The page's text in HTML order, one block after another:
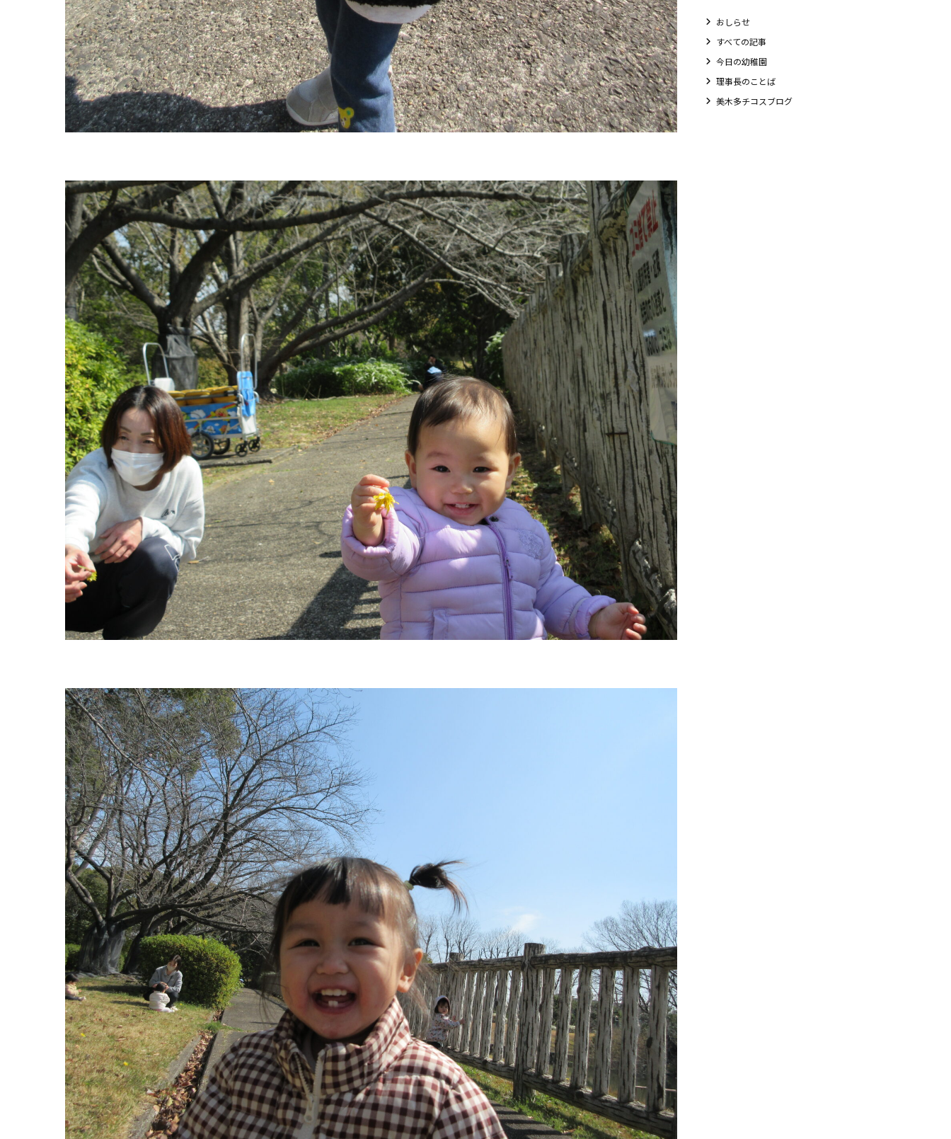
おしらせ
すべての記事
今日の幼稚園
理事長のことば
美木多チコスブログ
お知らせ 今日の幼稚園 園児募集要項
教職員募集
園のこと
園舎案内
安⼼・安全対策
理事長のことば
教育と保育
美⽊多幼稚園の理想
園の1⽇
年間⾏事
美⽊多チコス
美⽊多チコスについて
美⽊多チコスブログ
未就園児クラス
0歳親子登園［マカロンクラス ]
1歳・2歳親子登園［マリポサクラス ]
2歳児ひとり登園［ゆず組 ]
グループ施設・
関係先リンク
学校法⼈鴨⾕学園 鳳幼稚園
学校法⼈諏訪森学園 諏訪森幼稚園
⼤阪府私⽴幼稚園連盟
社会福祉法人野田福祉会